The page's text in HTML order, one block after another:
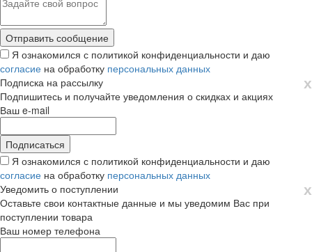
Я ознакомился с политикой конфиденциальности и даю
согласие на обработку персональных данных
х
Подписка на рассылку
Подпишитесь и получайте уведомления о скидках и акциях
Ваш e-mail
Я ознакомился с политикой конфиденциальности и даю
согласие на обработку персональных данных
х
Уведомить о поступлении
Оставьте свои контактные данные и мы уведомим Вас при
поступлении товара
Ваш номер телефона